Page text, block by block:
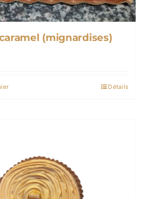
(mignardises)
Détails